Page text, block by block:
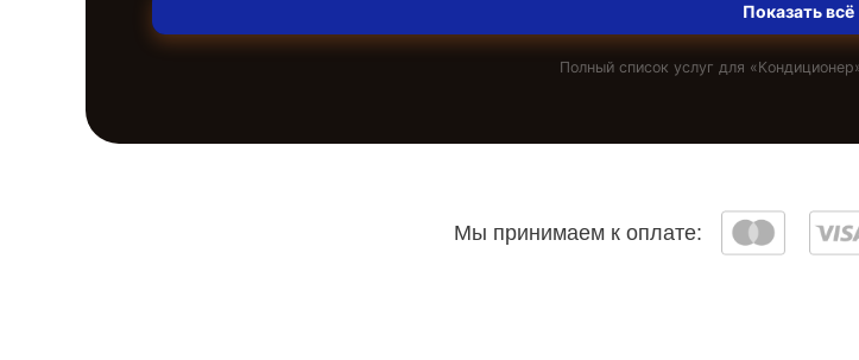
Показать всё
Полный список услуг для «Кондиционер
Мы принимаем к оплате: